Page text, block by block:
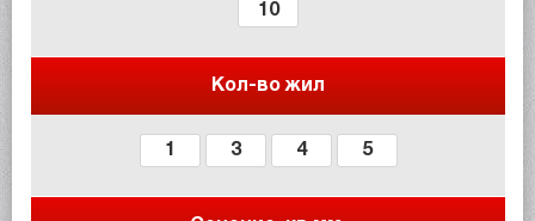
10
Кол-во жил
1 3 4 5